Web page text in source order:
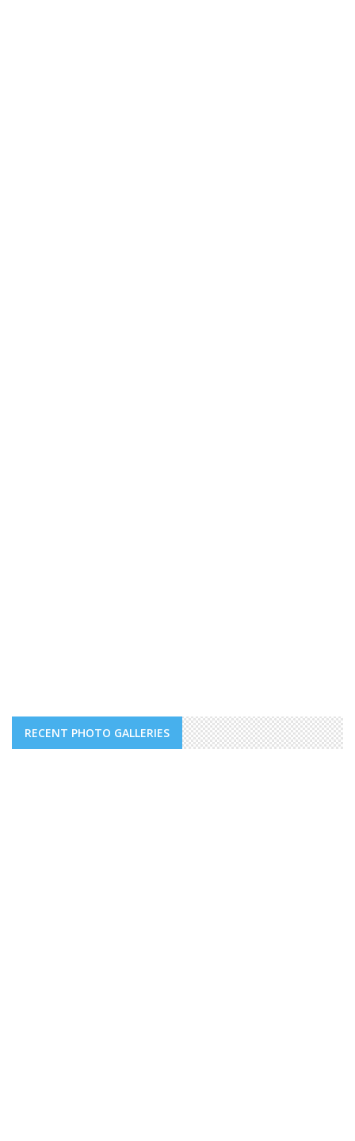
RECENT PHOTO GALLERIES